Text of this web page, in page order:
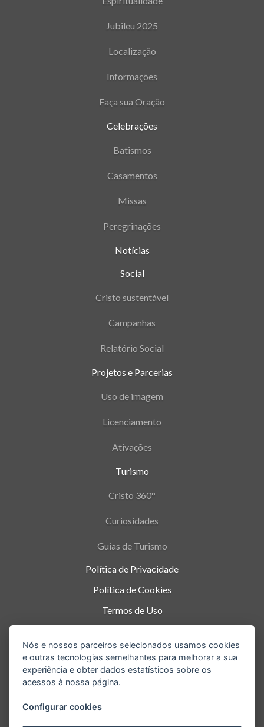
Jubileu 2025
Localização
Informações
Faça sua Oração
Celebrações
Batismos
Casamentos
Missas
Peregrinações
Notícias
Social
Cristo sustentável
Campanhas
Relatório Social
Projetos e Parcerias
Uso de imagem
Licenciamento
Ativações
Turismo
Cristo 360°
Curiosidades
Guias de Turismo
Política de Privacidade
Política de Cookies
Termos de Uso
Rio de Janeiro-RJ
Nós e nossos parceiros selecionados usamos cookies
e outras tecnologias semelhantes para melhorar a sua
experiência e obter dados estatísticos sobre os
acessos à nossa página.
Configurar cookies